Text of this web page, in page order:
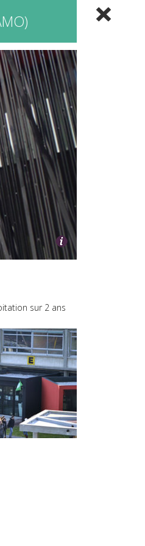
sur 2 ans